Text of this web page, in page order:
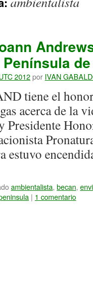
2012por IVAN
tiene el honor
acerca de la
Presidente
estuvo
ambientalista, becan,
| 1 comentario